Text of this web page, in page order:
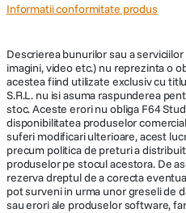
Informatii conformitate produs
Descrierea bunurilor sau a
imagini, video etc.) nu reprezinta o
acestea fiind utilizate exclusiv cu
S.R.L. nu isi asuma raspunderea
stoc. Aceste erori nu obliga F64
disponibilitatea produselor
suferi modificari ulterioare, acest
precum politica de preturi a
produselor pe stocul acestora. De
rezerva dreptul de a corecta
pot surveni in urma unor greseli de
sau erori ale produselor software,